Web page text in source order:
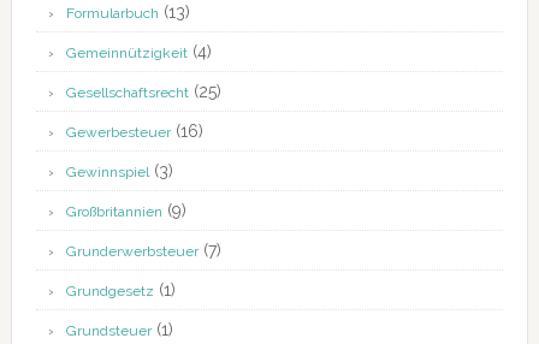
Formularbuch (13)
Gemeinnützigkeit(4)
Gesellschaftsrecht(25)
Gewerbesteuer(16)
Gewinnspiel(3)
Großbritannien (9)
Grunderwerbsteuer(7)
Grundgesetz (1)
Grundsteuer(1)